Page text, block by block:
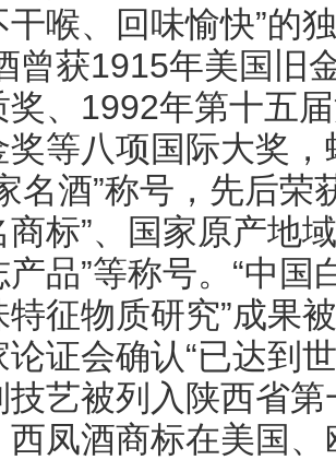
干喉、回味愉快”的
曾获1915年美国旧
奖、1992年第十五
奖等八项国际大奖
名酒”称号，先后荣
商标”、国家原产地
产品”等称号。“中
特征物质研究”成果
论证会确认“已达到
技艺被列入陕西省
西凤酒商标在美国